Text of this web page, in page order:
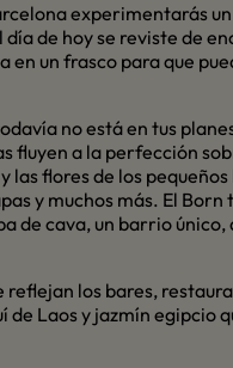
experimentarás
de hoy se reviste de
en un frasco para que
no está en tus
fluyen a la perfección
flores de los
y muchos más. El Born
de cava, un barrio
los bares,
Laos y jazmín egipcio